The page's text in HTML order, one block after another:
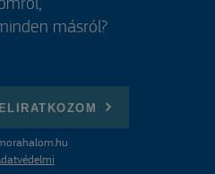
másról?